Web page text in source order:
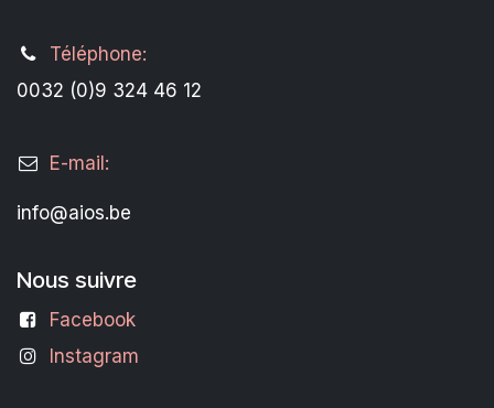
Téléphone:
0032 (0)9 324 46 12
E-mail:
info@aios.be
Nous suivre
Facebook
Instagram